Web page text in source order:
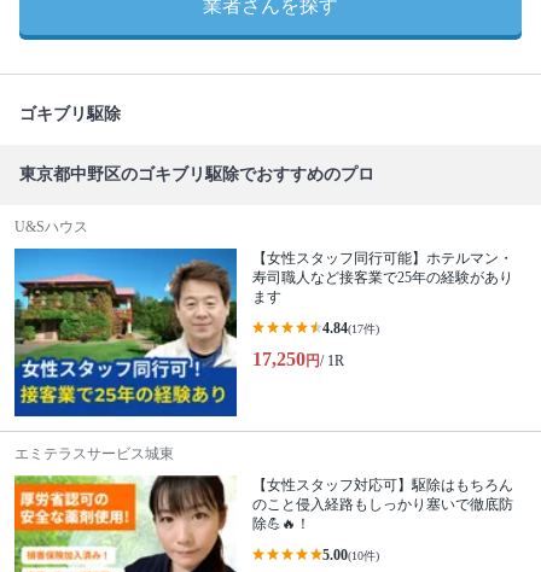
業者さんを探す
ゴキブリ駆除
東京都中野区のゴキブリ駆除でおすすめのプロ
U&Sハウス
【女性スタッフ同行可能】ホテルマン・
寿司職人など接客業で25年の経験があり
ます
4.84(17件)
17,250円/ 1R
エミテラスサービス城東
【女性スタッフ対応可】駆除はもちろん
のこと侵入経路もしっかり塞いで徹底防
除💪🔥！
5.00(10件)